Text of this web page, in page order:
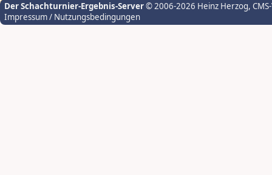
Der Schachturnier-Ergebnis-Server© 2006-2026 Heinz Herzog,
Impressum / Nutzungsbedingungen